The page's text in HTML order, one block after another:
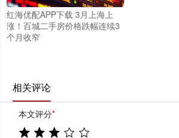
红海优配APP下载 3月上海上
涨！百城二手房价格跌幅连续3
个月收窄
相关评论
本文评分*